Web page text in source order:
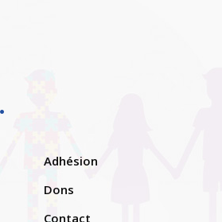
Adhésion
Dons
Contact